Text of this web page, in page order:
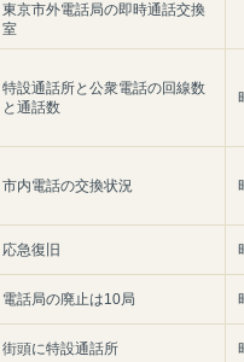
東京市外電話局の即時通話交換
室
特設通話所と公衆電話の回線数
と通話数
市内電話の交換状況
応急復旧
電話局の廃止は10局
街頭に特設通話所